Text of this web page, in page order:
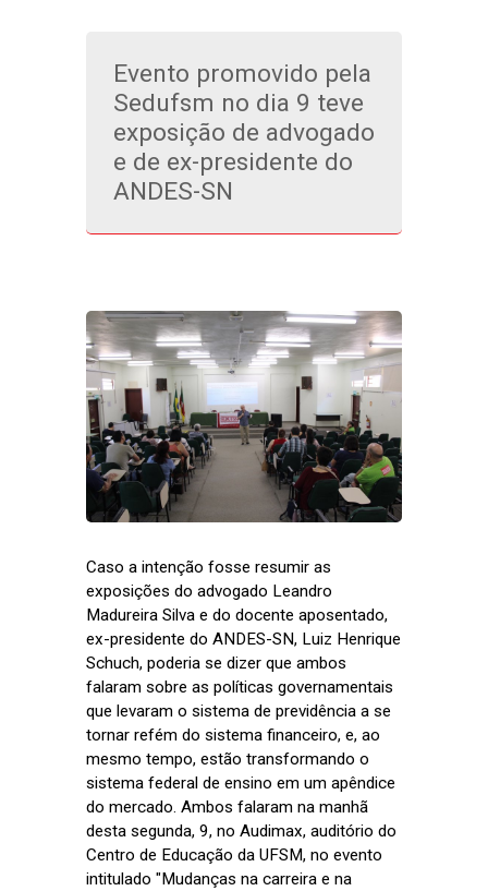
Evento promovido pela
Sedufsm no dia 9 teve
exposição de advogado
e de ex-presidente do
ANDES-SN
Caso a intenção fosse resumir as
exposições do advogado Leandro
Madureira Silva e do docente aposentado,
ex-presidente do ANDES-SN, Luiz Henrique
Schuch, poderia se dizer que ambos
falaram sobre as políticas governamentais
que levaram o sistema de previdência a se
tornar refém do sistema financeiro, e, ao
mesmo tempo, estão transformando o
sistema federal de ensino em um apêndice
do mercado. Ambos falaram na manhã
desta segunda, 9, no Audimax, auditório do
Centro de Educação da UFSM, no evento
intitulado "Mudanças na carreira e na